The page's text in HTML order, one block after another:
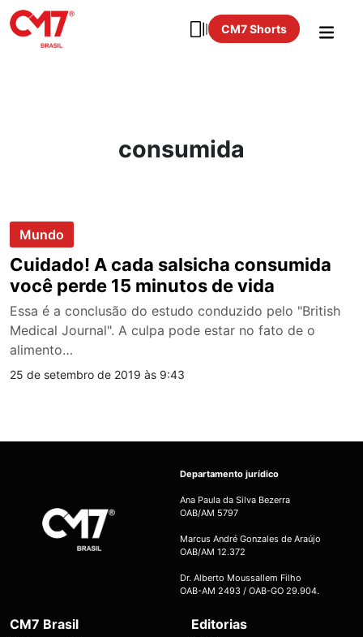
CM7 Shorts
consumida
Mundo
Cuidado! A cada salsicha consumida
você perde 15 minutos de vida
Essa é a conclusão do estudo conduzido pelo "British
Medical Journal". A culpa pode estar no fato de o
alimento…
25 de setembro de 2019 às 9:43
Departamento jurídico
Ana Paula da Silva Bezerra
OAB/AM 5797
Marcus André Gonzales de Araújo
OAB/AM 12.372
Dr. Alberto Moussallem Filho
OAB-AM 2493 / OAB-GO 29.904.
CM7 Brasil Editorias